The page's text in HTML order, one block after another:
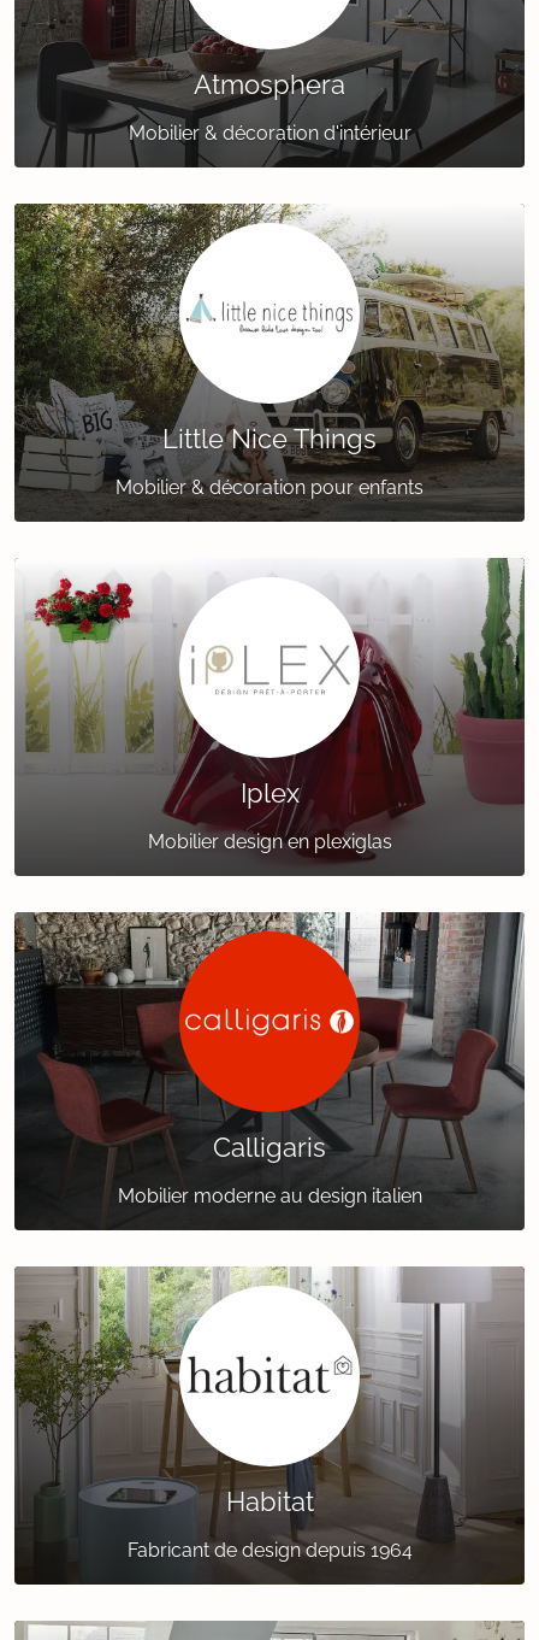
Atmosphera
Mobilier & décoration d'intérieur
Little Nice Things
Mobilier & décoration pour enfants
Iplex
Mobilier design en plexiglas
Calligaris
Mobilier moderne au design italien
Habitat
Fabricant de design depuis 1964